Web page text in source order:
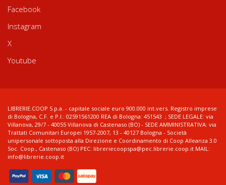
Facebook
Instagram
X
Youtube
LIBRERIE.COOP S.p.a. - capitale sociale euro 900.000 int.vers. Registro imprese
di Bologna, C.F. e P.I.: 02591561200 REA di Bologna: 451543 ; SEDE LEGALE: via
Villanova, 29/7 - 40055 Villanova di Castenaso (BO) - SEDE AMMINISTRATIVA: via
Trattati Comunitari Europei 1957-2007, 13 - 40127 Bologna - Società
unipersonale sottoposta alla Direzione e Coordinamento di Coop Alleanza 3.0
Soc. Coop., Castenaso (BO) PEC: libreriecoopspa@pec.librerie.coop.it MAIL:
info@librerie.coop.it